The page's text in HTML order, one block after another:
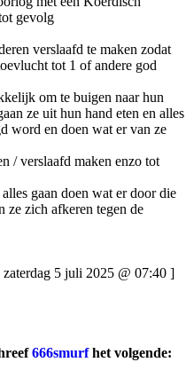
gevolg
verslaafd te maken zodat
tot 1 of andere god
om te buigen naar hun
ze uit hun hand eten en alles
word en doen wat er van ze
/ verslaafd maken enzo tot
gaan doen wat er door die
ze zich afkeren tegen de
5 juli 2025 @ 07:40 ]
666smurfhet volgende: